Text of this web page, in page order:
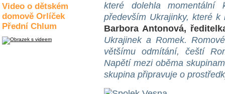
Video o dětském
domově Orlíček
Přední Chlum
které dolehla
především Ukrajinky, které k
Barbora Antonová,
Ukrajinek a Romek.
většímu odmítání, čeští
Napětí mezi oběma
skupina připravuje o